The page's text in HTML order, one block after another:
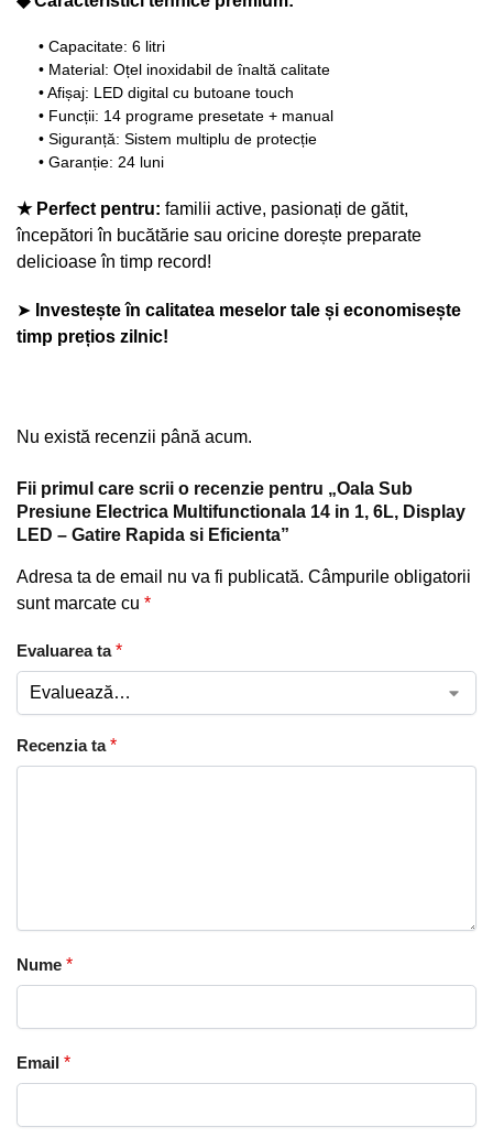
• Capacitate: 6 litri
• Material: Oțel inoxidabil de înaltă calitate
• Afișaj: LED digital cu butoane touch
• Funcții: 14 programe presetate + manual
• Siguranță: Sistem multiplu de protecție
• Garanție: 24 luni
★ Perfect pentru: familii active, pasionați de gătit,
începători în bucătărie sau oricine dorește preparate
delicioase în timp record!
➤ Investește în calitatea meselor tale și economisește
timp prețios zilnic!
Nu există recenzii până acum.
Fii primul care scrii o recenzie pentru „Oala Sub
Presiune Electrica Multifunctionala 14 in 1, 6L, Display
LED – Gatire Rapida si Eficienta”
Adresa ta de email nu va fi publicată. Câmpurile obligatorii
sunt marcate cu *
Evaluarea ta*
Recenzia ta*
Nume *
Email *